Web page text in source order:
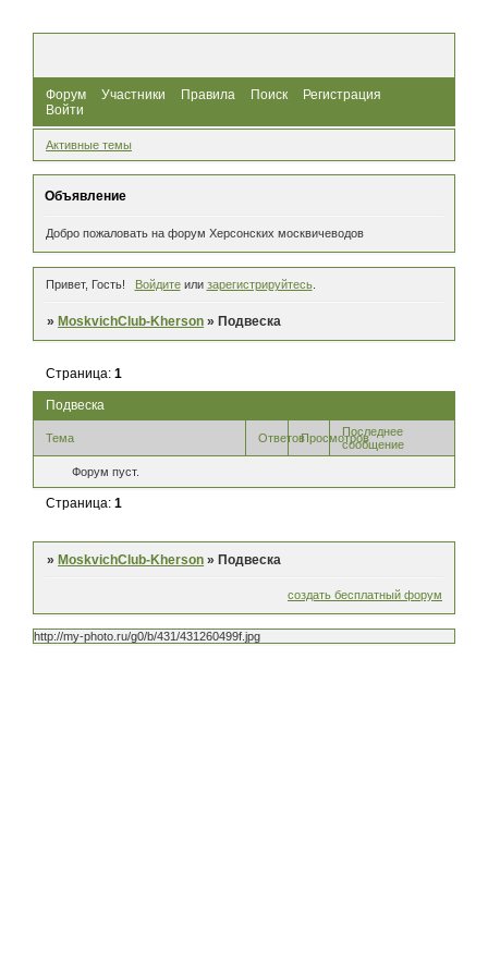
Форум Участники Правила Поиск
Регистрация
Войти
Активные темы
Объявление
Добро пожаловать на форум Херсонских москвичеводов
Привет, Гость! Войдитеили зарегистрируйтесь.
» MoskvichClub-Kherson » Подвеска
Подвеска
Страница:1
Тема ОтветовПросмотровПоследнее
сообщение
Форум пуст.
Страница:1
» MoskvichClub-Kherson » Подвеска
создать бесплатный форум
http://my-photo.ru/g0/b/431/431260499f.jpg